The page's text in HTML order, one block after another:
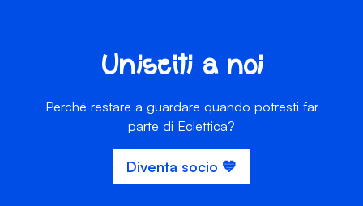
Unisciti a noi
Perché restare a guardare quando potresti far
parte di Eclettica?
Diventa socio 💙